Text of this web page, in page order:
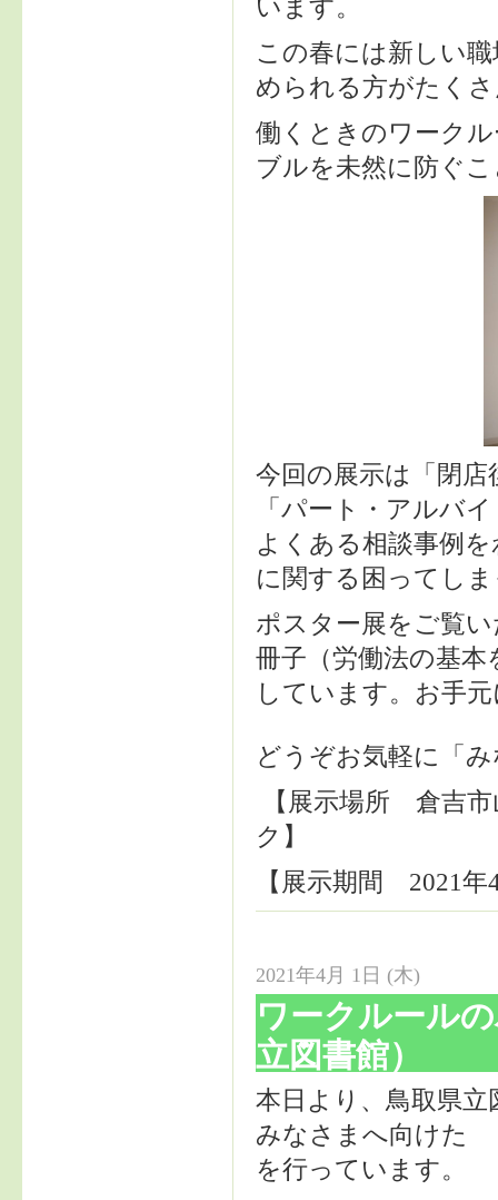
います。
この春には新しい
められる方がたく
働くときのワーク
ブルを未然に防ぐ
今回の展示は「閉
「パート・アルバ
よくある相談事例
に関する困ってし
ポスター展をご覧
冊子（労働法の基
しています。お手
どうぞお気軽に「
【展示場所 倉吉
ク】
【展示期間 2021年
2021年4月 1日 (木)
ワークルール
立図書館）
本日より、鳥取県
みなさまへ向けた
を行っています。